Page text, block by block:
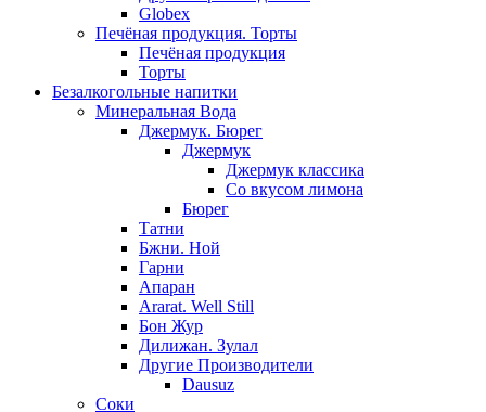
Globex
Печёная продукция. Торты
Печёная продукция
Торты
Безалкогольные напитки
Минеральная Вода
Джермук. Бюрег
Джермук
Джермук классика
Со вкусом лимона
Бюрег
Татни
Бжни. Ной
Гарни
Апаран
Ararat. Well Still
Бон Жур
Дилижан. Зулал
Другие Производители
Dausuz
Соки